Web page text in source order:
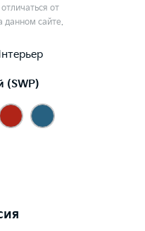
от
данном сайте.